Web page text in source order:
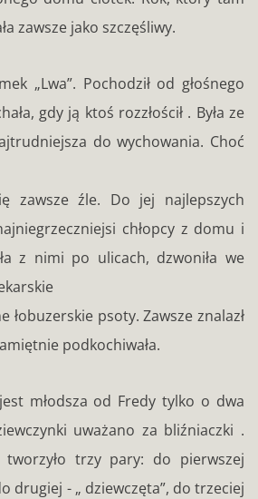
zawsze jako szczęśliwy.
„Lwa”. Pochodził od głośnego
gdy ją ktoś rozzłościł . Była ze
do wychowania. Choć
zawsze źle. Do jej najlepszych
chłopcy z domu i
z nimi po ulicach, dzwoniła we
łobuzerskie psoty. Zawsze znalazł
podkochiwała.
młodsza od Fredy tylko o dwa
uważano za bliźniaczki .
tworzyło trzy pary: do pierwszej
drugiej - „ dziewczęta”, do trzeciej